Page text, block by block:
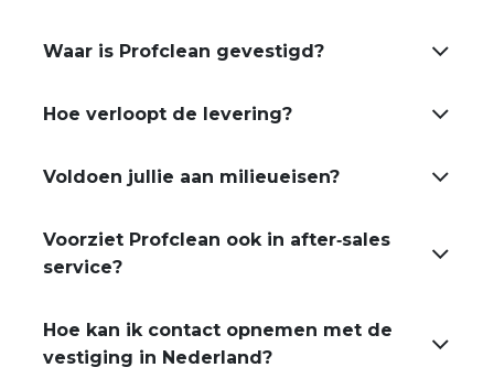
Waar is Profclean gevestigd?
Hoe verloopt de levering?
Voldoen jullie aan milieueisen?
Voorziet Profclean ook in after‑sales
service?
Hoe kan ik contact opnemen met de
vestiging in Nederland?